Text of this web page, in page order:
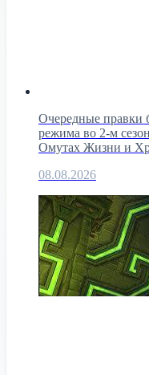
Очередные правки
режима во 2-м
Омутах Жизни и
08.08.2026